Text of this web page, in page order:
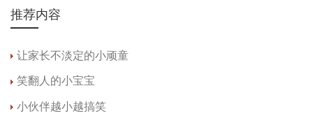
推荐内容
让家长不淡定的小顽童
笑翻人的小宝宝
小伙伴越小越搞笑